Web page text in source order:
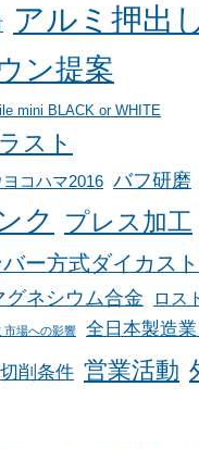
アルミ押出
ン提案
mini BLACK or WHITE
スト
コハマ2016 バフ研磨
ク プレス加工
ー方式ダイカスト
グネシウム合金 ロス
市場への影響 全日本製造
切削条件 営業活動